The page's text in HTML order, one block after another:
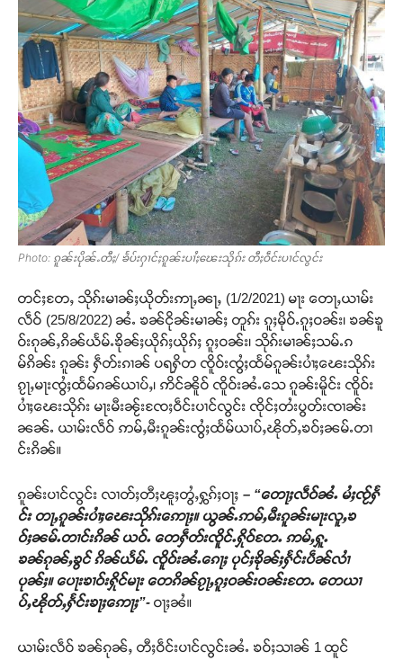
Photo: ၵူၼ်းပိုၼ်ႉတီႈ/ ၶႅပ်းႁၢင်ႈၵူၼ်းပၢႆႈၽေးသိုၵ်း တီႈဝဵင်းပၢင်လွင်း
တင်ႈတႄႇ သိုၵ်းမၢၼ်ႈယိုတ်းဢႃႇၼႃႇ (1/2/2021) မႃး တေႃႇယၢမ်း
လဵဝ် (25/8/2022) ၼႆႉ ၶၼ်ငိုၼ်းမၢၼ်ႈ တူၵ်း ၵူႈမိုဝ်ႉၵူႈဝၼ်း၊ ၶၼ်ၶူ
ဝ်းၵုၼ်ႇၵိၼ်ယႅမ်ႉၶိုၼ်ႈယိုၵ်ႈယိုၵ်ႈ ၵူႈဝၼ်း၊ သိုၵ်းမၢၼ်ႈသမ်ႉၵ
မ်ၵိၼ်း ၵူၼ်း ႁဵတ်းၵၢၼ် ပရႁိတ ၸိူဝ်းၸွႆႈထႅမ်ၵူၼ်းပၢႆႈၽေးသိုၵ်း
ၵႂႃႇမႃးၸွႆႈထႅမ်ၵၼ်ယၢပ်ႇ၊ ဢိင်ၼိူဝ် ၸိူဝ်းၼႆႉသေ ၵူၼ်းမိူင်း ၸိူဝ်း
ပၢႆႈၽေးသိုၵ်း မႃးမီးၼႂ်းၸႄႈဝဵင်းပၢင်လွင်း ၸိုင်ႈတႆးပွတ်းၸၢၼ်း
ၼၼ်ႉ ယၢမ်းလဵဝ် ဢမ်ႇမီးၵူၼ်းၸွႆႈထႅမ်ယၢပ်ႇၽိုတ်ႇၶဝ်ႈၼမ်ႉတၢ
င်းၵိၼ်။
ၵူၼ်းပၢင်လွင်း လၢတ်ႈတီႈၽူႈတွႆႇႁွၵ်ႈဝႃႈ – “တေႃႈလဵဝ်ၼႆႉ မႆႈၸႂ်ႁႅ
င်း တႃႇၵူၼ်းပၢႆႈၽေးသိုၵ်းဢေႃႈ။ ယွၼ်ႉဢမ်ႇမီးၵူၼ်းမႃးလူႇၶ
ဝ်ႈၼမ်ႉတၢင်းၵိၼ် ယဝ်ႉ တေႁဵတ်းၸိူင်ႉႁိုဝ်တႄႉ ဢမ်ႇႁူႉ
ၶၼ်ၵုၼ်ႇၶွင် ၵိၼ်ယႅမ်ႉ ၸိူဝ်းၼႆႉၵေႃႈ ပုင်ႈၶိုၼ်ႈႁႅင်းပဵၼ်လၢႆ
ပုၼ်ႈ။ ပေႃးၶၢဝ်းႁိုင်မႃး တေၵိၼ်ၵႂႃႇၵူႈဝၼ်းဝၼ်းတႄႉ တေယၢ
ပ်ႇၽိုတ်ႇႁႅင်းၶႃႈဢေႃႈ”- ဝႃႈၼႆ။
ယၢမ်းလဵဝ် ၶၼ်ၵုၼ်ႇ တီႈဝဵင်းပၢင်လွင်းၼႆႉ ၶဝ်ႈသၢၼ် 1 ထူင်